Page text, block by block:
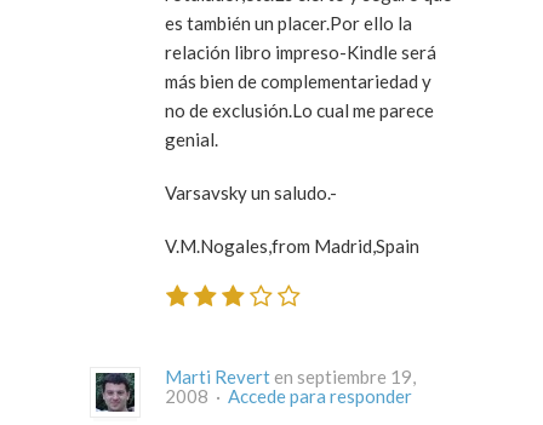
es también un placer.Por ello la
relación libro impreso-Kindle será
más bien de complementariedad y
no de exclusión.Lo cual me parece
genial.
Varsavsky un saludo.-
V.M.Nogales,from Madrid,Spain
Marti Revert en septiembre 19,
2008 · Accede para responder